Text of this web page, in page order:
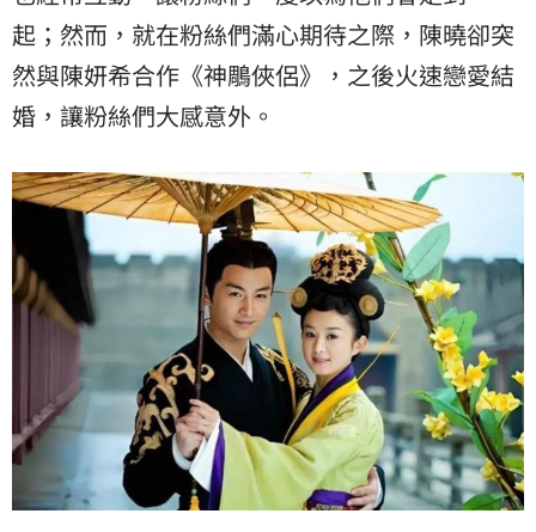
起；然而，就在粉絲們滿心期待之際，陳曉卻突
然與陳妍希合作《神鵰俠侶》，之後火速戀愛結
婚，讓粉絲們大感意外。